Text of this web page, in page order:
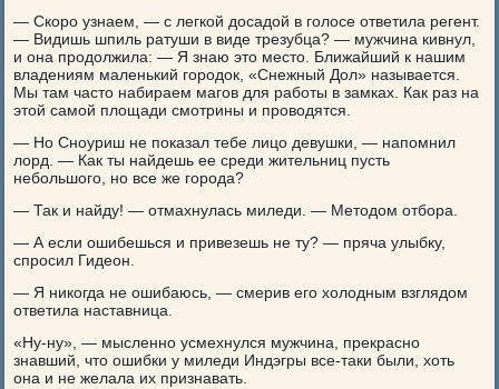
— Скоро узнаем, — с легкой досадой в голосе ответила регент.
— Видишь шпиль ратуши в виде трезубца? — мужчина кивнул,
и она продолжила: — Я знаю это место. Ближайший к нашим
владениям маленький городок, «Снежный Дол» называется.
Мы там часто набираем магов для работы в замках. Как раз на
этой самой площади смотрины и проводятся.
— Но Сноуриш не показал тебе лицо девушки, — напомнил
лорд. — Как ты найдешь ее среди жительниц пусть
небольшого, но все же города?
— Так и найду! — отмахнулась миледи. — Методом отбора.
— А если ошибешься и привезешь не ту? — пряча улыбку,
спросил Гидеон.
— Я никогда не ошибаюсь, — смерив его холодным взглядом
ответила наставница.
«Ну-ну», — мысленно усмехнулся мужчина, прекрасно
знавший, что ошибки у миледи Индэгры все-таки были, хоть
она и не желала их признавать.